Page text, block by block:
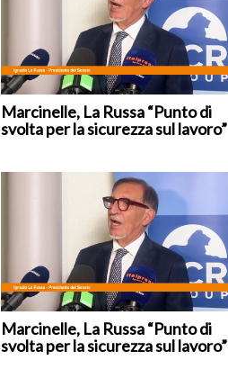
Marcinelle, La Russa “Punto di
svolta per la sicurezza sul lavoro”
Marcinelle, La Russa “Punto di
svolta per la sicurezza sul lavoro”